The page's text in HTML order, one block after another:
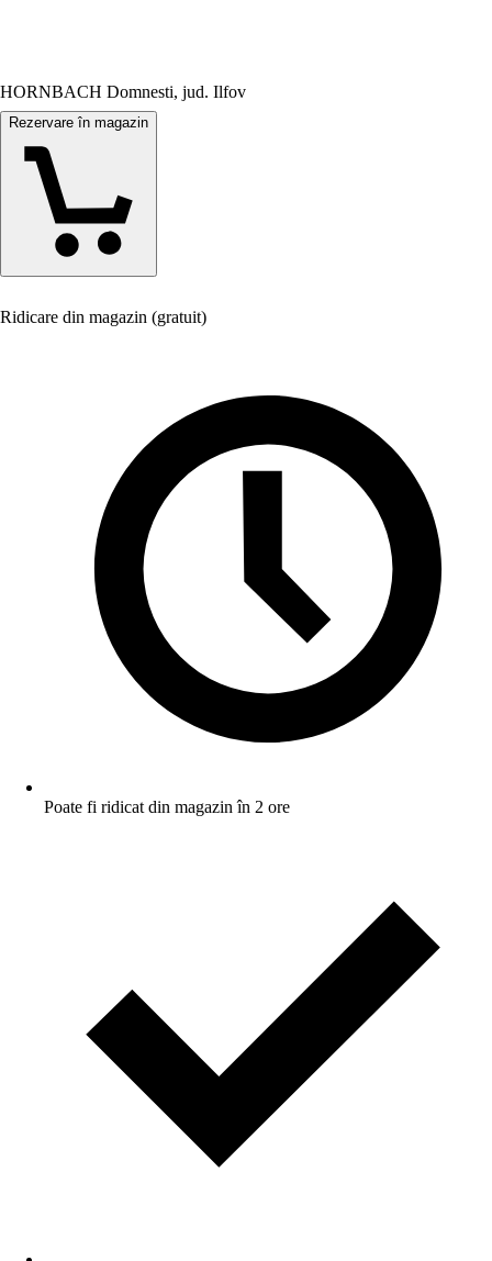
HORNBACH Domnesti, jud. Ilfov
Rezervare în magazin
Ridicare din magazin (gratuit)
Poate fi ridicat din magazin în 2 ore